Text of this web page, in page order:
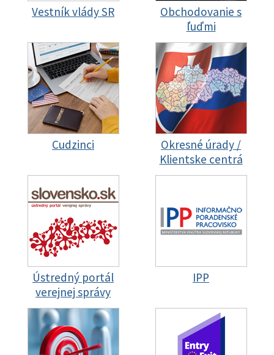
Vestník vlády SR
Obchodovanie s
ľuďmi
Cudzinci
Okresné úrady /
Klientske centrá
Ústredný portál
verejnej správy
IPP